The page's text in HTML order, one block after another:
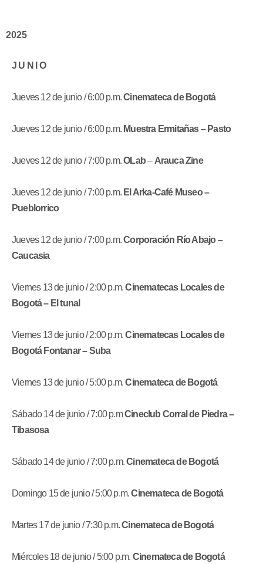
2025
J U N I O
Jueves 12 de junio / 6:00 p.m.Cinemateca de Bogotá
Jueves 12 de junio / 6:00 p.m. Muestra Ermitañas – Pasto
Jueves 12 de junio / 7:00 p.m.OLab– Arauca Zine
Jueves 12 de junio / 7:00 p.m. El Arka-Café Museo –
Pueblorrico
Jueves 12 de junio / 7:00 p.m.Corporación Río Abajo –
Caucasia
Viernes 13 de junio / 2:00 p.m.Cinematecas Locales de
Bogotá – El tunal
Viernes 13 de junio / 2:00 p.m.Cinematecas Locales de
Bogotá Fontanar – Suba
Viernes 13 de junio / 5:00 p.m.Cinemateca de Bogotá
Sábado 14 de junio / 7:00 p.mCineclub Corral de Piedra–
Tibasosa
Sábado 14 de junio / 7:00 p.m.Cinemateca de Bogotá
Domingo 15 de junio / 5:00 p.m.Cinemateca de Bogotá
Martes 17 de junio / 7:30 p.m.Cinemateca de Bogotá
Miércoles 18 de junio / 5:00 p.m. Cinemateca de Bogotá